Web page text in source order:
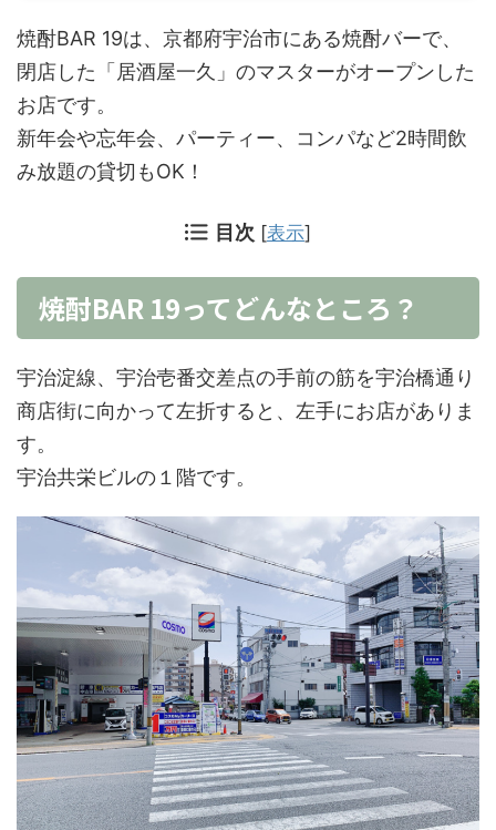
焼酎BAR 19は、京都府宇治市にある焼酎バーで、
閉店した「居酒屋一久」のマスターがオープンした
お店です。
新年会や忘年会、パーティー、コンパなど2時間飲
み放題の貸切もOK！
目次 [表示]
焼酎BAR 19ってどんなところ？
宇治淀線、宇治壱番交差点の手前の筋を宇治橋通り
商店街に向かって左折すると、左手にお店がありま
す。
宇治共栄ビルの１階です。